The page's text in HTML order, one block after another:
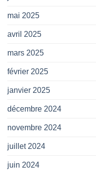
mai 2025
avril 2025
mars 2025
février 2025
janvier 2025
décembre 2024
novembre 2024
juillet 2024
juin 2024